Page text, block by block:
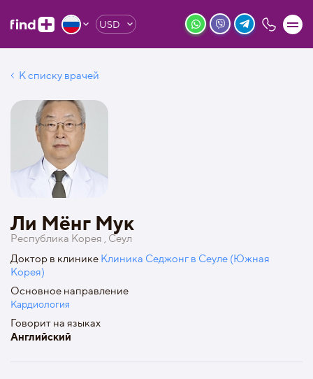
USD
К списку врачей
Ли Мёнг Мук
Республика Корея , Сеул
Доктор в клинике Клиника Седжонг в Сеуле (Южная
Корея)
Основное направление
Кардиология
Говорит на языках
Английский